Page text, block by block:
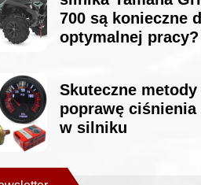
700 są konieczne
optymalnej pracy?
Skuteczne metody
poprawę ciśnienia
w silniku